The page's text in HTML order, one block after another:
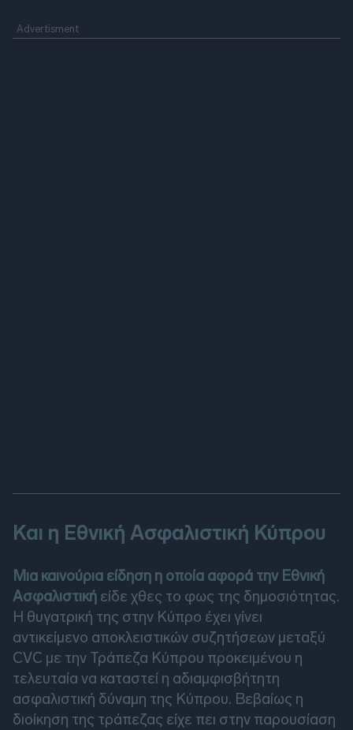
Και η Εθνική Ασφαλιστική Κύπρου
Μια καινούρια είδηση η οποία αφορά την Εθνική
Ασφαλιστική είδε χθες το φως της δημοσιότητας.
H θυγατρική της στην Κύπρο έχει γίνει
αντικείμενο αποκλειστικών συζητήσεων μεταξύ
CVC με την Τράπεζα Κύπρου προκειμένου η
τελευταία να καταστεί η αδιαμφισβήτητη
ασφαλιστική δύναμη της Κύπρου. Βεβαίως η
διοίκηση της τράπεζας είχε πει στην παρουσίαση